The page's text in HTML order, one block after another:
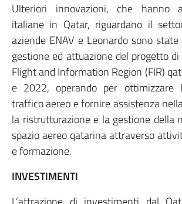
Ulteriori innovazioni, che hanno
italiane in Qatar, riguardano il
aziende ENAV e Leonardo sono
gestione ed attuazione del progetto
Flight and Information Region (FIR)
e 2022, operando per ottimizzare
traffico aereo e fornire assistenza
la ristrutturazione e la gestione della
spazio aereo qatarina attraverso
e formazione.
INVESTIMENTI